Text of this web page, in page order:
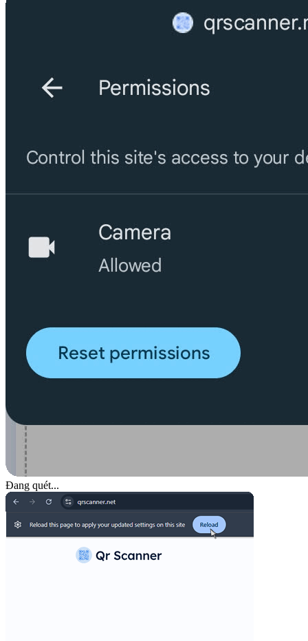
Đang quét...